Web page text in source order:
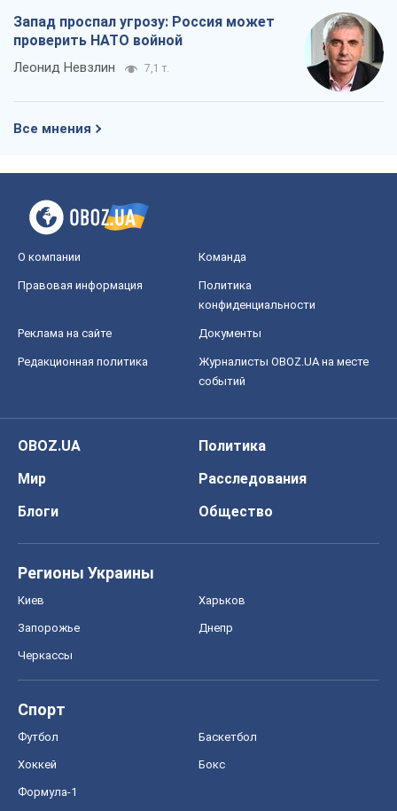
Запад проспал угрозу: Россия может
проверить НАТО войной
Леонид Невзлин 7,1 т.
Все мнения
О компании Команда
Правовая информация
Политика
конфиденциальности
Реклама на сайте Документы
Редакционная политика
Журналисты OBOZ.UA на месте
событий
OBOZ.UA
Политика
Мир
Расследования
Блоги
Общество
Регионы Украины
Киев Харьков
Запорожье Днепр
Черкассы
Спорт
Футбол Баскетбол
Хоккей Бокс
Формула-1